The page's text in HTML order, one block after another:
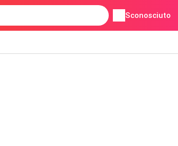
Sconosciuto